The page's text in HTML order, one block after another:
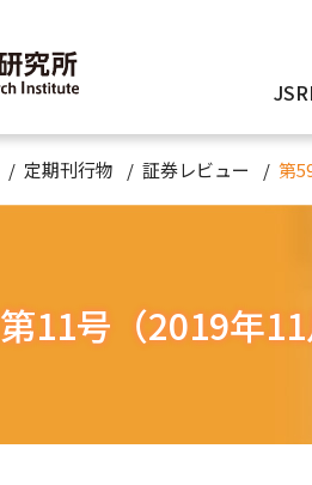
定期刊行物 証券レビュー 第
11号（2019年11